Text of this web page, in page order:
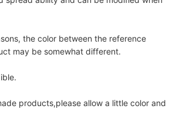
the color between the reference
may be somewhat different.
products,please allow a little color and